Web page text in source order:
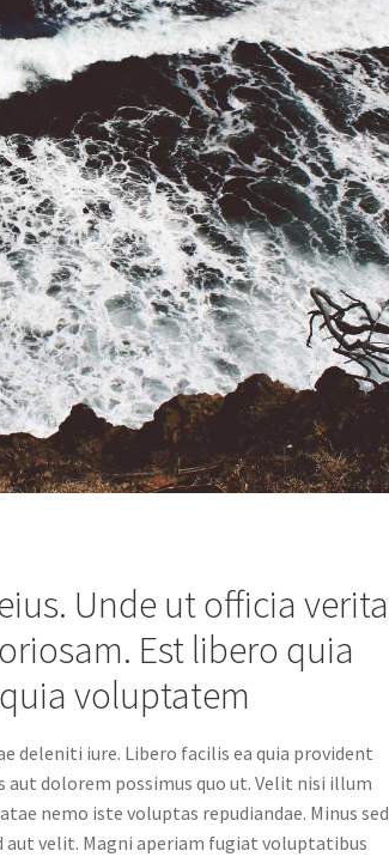
Unde ut officia
Est libero quia
voluptatem
deleniti iure. Libero facilis ea quia provident
dolorem possimus quo ut. Velit nisi illum
nemo iste voluptas repudiandae. Minus sed
aut velit. Magni aperiam fugiat voluptatibus